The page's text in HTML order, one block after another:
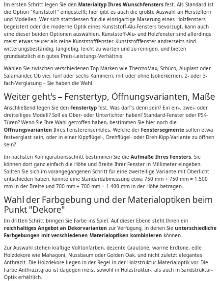
Im ersten Schritt legen Sie den Materialtyp Ihres Wunschfenstersfest. Als Standard ist
die Option "Kunststoff" eingestellt; hier gibt es auch die größte Auswahl an Herstellern
und Modellen. Wer sich stattdessen für die einzigartige Maserung eines Holzfensters
begeistert oder die moderne Optik eines Kunststoff-Alu-Fensters bevorzugt, kann auch
eine dieser beiden Optionen auswählen. Kunststoff-Alu- und Holzfenster sind allerdings
meist etwas teurer als reine Kunststofffenster. Kunststofffenster andrerseits sind
witterungsbeständig, langlebig, leicht zu warten und zu reinigen, und bieten
grundsätzlich ein gutes Preis-Leistungs-Verhältnis.
Wählen Sie zwischen verschiedenen Top Marken wie ThermoMax, Schüco, Aluplast oder
Salamander. Ob vier, fünf oder sechs Kammern, mit oder ohne Isolierkernen, 2- oder 3-
fach-Verglasung – Sie haben die Wahl.
Weiter geht's – Fenstertyp, Öffnungsvarianten, Maße
Anschließend legen Sie den Fenstertypfest. Was darf's denn sein? Ein ein-, zwei- oder
dreiteiliges Modell? Soll es Ober- oder Unterlichter haben? Standard-Fenster oder PSK-
Türen? Wenn Sie Ihre Wahl getroffen haben, bestimmen Sie hier noch die
Öffnungsvarianten Ihres Fensterensembles. Welche der Fenstersegmentesollen etwa
festverglast sein, oder in einer Kippflügel-, Drehflügel- oder Dreh-Kipp-Variante zu öffnen
sein?
Im nächsten Konfigurationsschritt bestimmen Sie die Aufmaße Ihres Fensters. Sie
können dort ganz einfach die Höhe und Breite Ihrer Fenster in Millimeter eingeben.
Sollten Sie sich im vorangegangenen Schritt für eine zweiteilige Variante mit Oberlicht
entschieden haben, könnte eine Standardabmessung etwa 750 mm + 750 mm = 1.500
mm in der Breite und 700 mm + 700 mm = 1.400 mm in der Höhe betragen.
Wahl der Farbgebung und der Materialoptiken beim
Punkt "Dekore"
Im dritten Schritt bringen Sie Farbe ins Spiel. Auf dieser Ebene steht Ihnen ein
reichhaltiges Angebot an Dekorvarianten zur Verfügung, in denen Sie unterschiedliche
Farbgebungen mit verschiedenen Materialoptiken kombinieren können.
Zur Auswahl stehen kräftige Volltonfarben, dezente Grautöne, warme Erdtöne, edle
Holzdekore wie Mahagoni, Nussbaum oder Golden Oak, und nicht zuletzt elegantes
Anthrazit. Die Holzdekore liegen in der Regel in der Holzstruktur-Materialoptik vor. Die
Farbe Anthrazitgrau ist dagegen meist sowohl in Holzstruktur-, als auch in Sandstruktur-
Optik erhältlich.